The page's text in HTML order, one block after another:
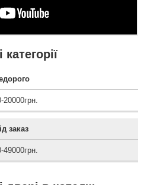
категорії
20000грн.
заказ
49000грн.